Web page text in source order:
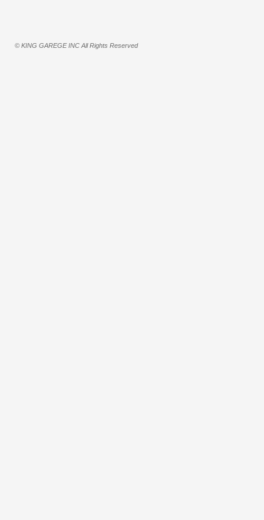
© KING GAREGE INC All Rights Reserved